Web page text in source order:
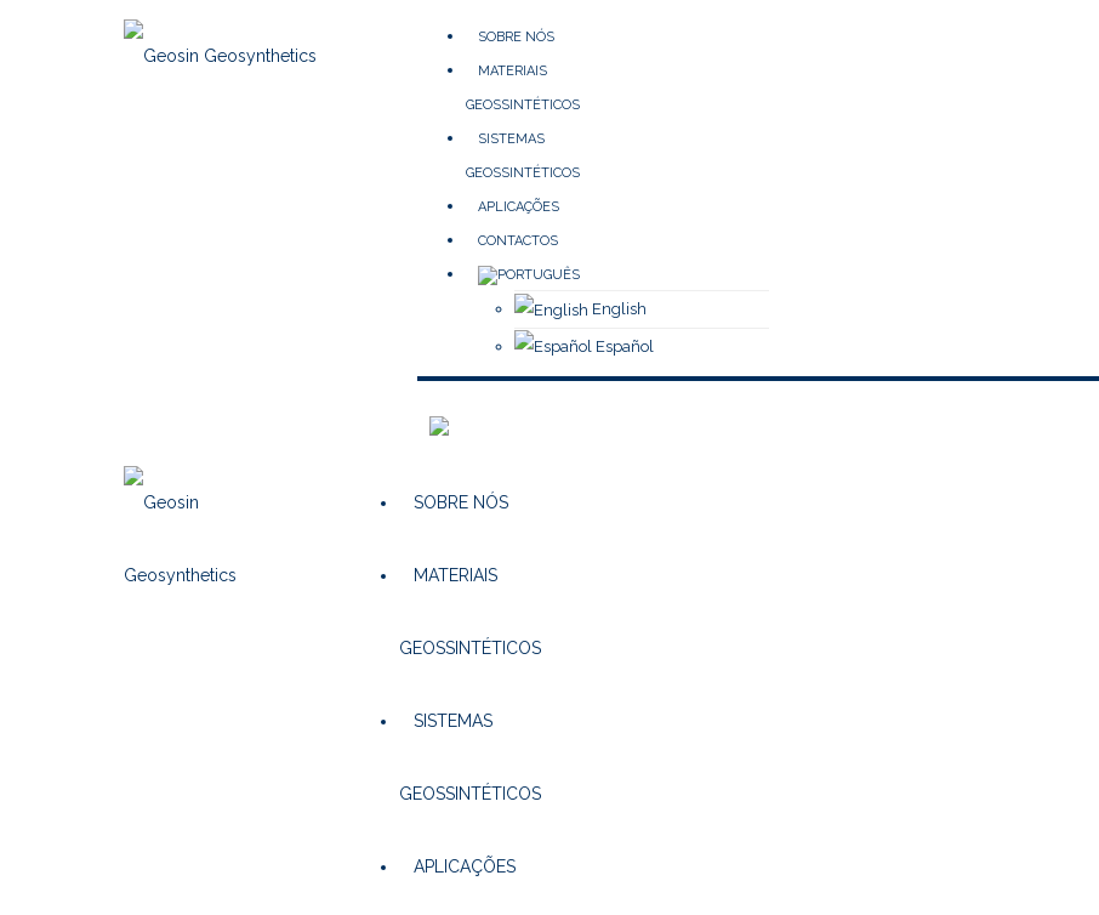
SOBRE NÓS
MATERIAIS
GEOSSINTÉTICOS
SISTEMAS
GEOSSINTÉTICOS
APLICAÇÕES
CONTACTOS
English
Español
SOBRE NÓS
MATERIAIS
GEOSSINTÉTICOS
SISTEMAS
GEOSSINTÉTICOS
APLICAÇÕES